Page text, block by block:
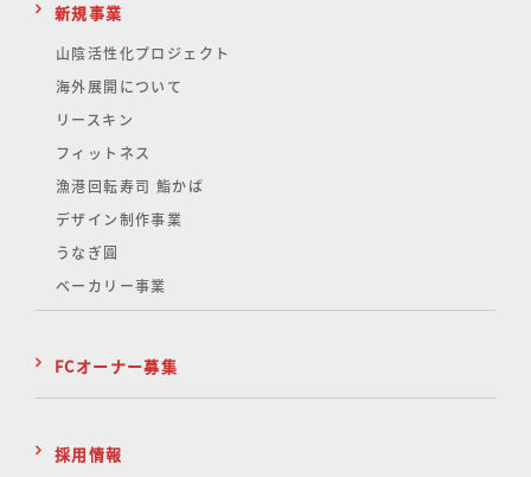
新規事業
山陰活性化プロジェクト
海外展開について
リースキン
フィットネス
漁港回転寿司 鮨かば
デザイン制作事業
うなぎ圓
ベーカリー事業
FCオーナー募集
採用情報